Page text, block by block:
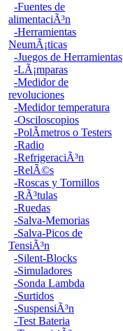
-Fuentes de
alimentaciÃ³n
-Herramientas
NeumÃ¡ticas
-Juegos de Herramientas
-LÃ¡mparas
-Medidor de
revoluciones
-Medidor temperatura
-Osciloscopios
-PolÃ­metros o Testers
-Radio
-RefrigeraciÃ³n
-RelÃ©s
-Roscas y Tornillos
-RÃ³tulas
-Ruedas
-Salva-Memorias
-Salva-Picos de
TensiÃ³n
-Silent-Blocks
-Simuladores
-Sonda Lambda
-Surtidos
-SuspensiÃ³n
-Test Bateria